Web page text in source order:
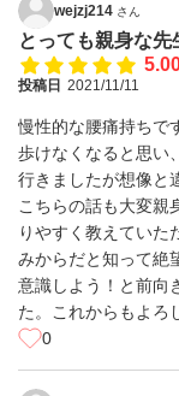
wejzj214 さん
とっても親身な先
投稿日 2021/11/11
慢性的な腰痛持ちで
歩けなくなると思い
行きましたが想像と
こちらの話も大変親
りやすく教えていた
みからだと知って絶
意識しよう！と前向
た。これからもよろ
0